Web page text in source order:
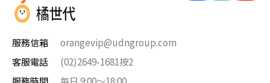
服務信箱
orangevip@udngroup.com
客服電話
(02)2649-1681按2